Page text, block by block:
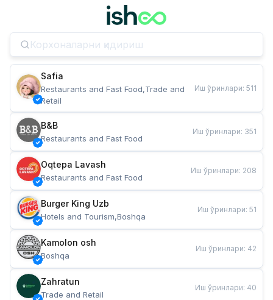
Safia
Restaurants and Fast Food,Trade and
Retail
Иш ўринлари: 511
B&B
Restaurants and Fast Food
Иш ўринлари: 351
Oqtepa Lavash
Restaurants and Fast Food
Иш ўринлари: 208
Burger King Uzb
Hotels and Tourism,Boshqa
Иш ўринлари: 51
Kamolon osh
Boshqa
Иш ўринлари: 42
Zahratun
Trade and Retail
Иш ўринлари: 40